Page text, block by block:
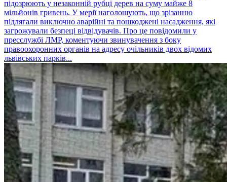
підозрюють у незаконній рубці дерев на суму майже 8
мільйонів гривень. У мерії наголошують, що зрізанню
підлягали виключно аварійні та пошкоджені насадження, які
загрожували безпеці відвідувачів. Про це повідомили у
пресслужбі ЛМР, коментуючи звинувачення з боку
правоохоронних органів на адресу очільників двох відомих
львівських парків...